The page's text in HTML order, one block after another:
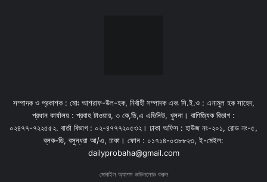
সম্পাদক ও প্রকাশক : মোঃ আশরাফ-উল-হক, নির্বাহী সম্পাদক এবং সি.ই.ও : এনামুল হক সাহেদ,
প্রধান কার্যালয় : প্রবাহ টাওয়ার, ৩ কে,ডি,এ এভিনিউ, খুলনা। বাণিজ্যিক বিভাগ :
০২৪৭৭-৭২২৫৫২. বার্তা বিভাগ : ০২-৪৭৭৭২০৫৩২। ঢাকা অফিস : হাউজ নং-২০১, রোড নং-৫,
ব্লক-ডি, বসুন্ধরা আ/এ, ঢাকা। ফোন : ০১৭১৪-০৩৮৮২৩, ই-মেইল:
dailyprobaha@gmail.com
মোবাইল অ্যাপস ডাউনলোড করুন